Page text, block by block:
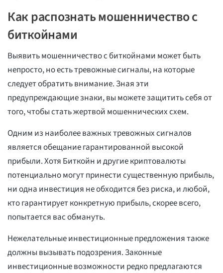
Как распознать мошенничество с
биткойнами
Выявить мошенничество с биткойнами может быть
непросто, но есть тревожные сигналы, на которые
следует обратить внимание. Зная эти
предупреждающие знаки, вы можете защитить себя от
того, чтобы стать жертвой мошеннических схем.
Одним из наиболее важных тревожных сигналов
является обещание гарантированной высокой
прибыли. Хотя Биткойн и другие криптовалюты
потенциально могут принести существенную прибыль,
ни одна инвестиция не обходится без риска, и любой,
кто гарантирует конкретную прибыль, скорее всего,
попытается вас обмануть.
Нежелательные инвестиционные предложения также
должны вызывать подозрения. Законные
инвестиционные возможности редко предлагаются